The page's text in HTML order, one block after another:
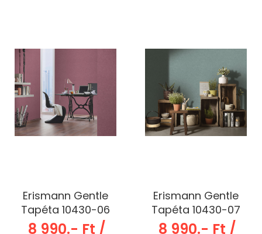
Erismann Gentle
Tapéta 10430-06
8 990.- Ft /
Erismann Gentle
Tapéta 10430-07
8 990.- Ft /